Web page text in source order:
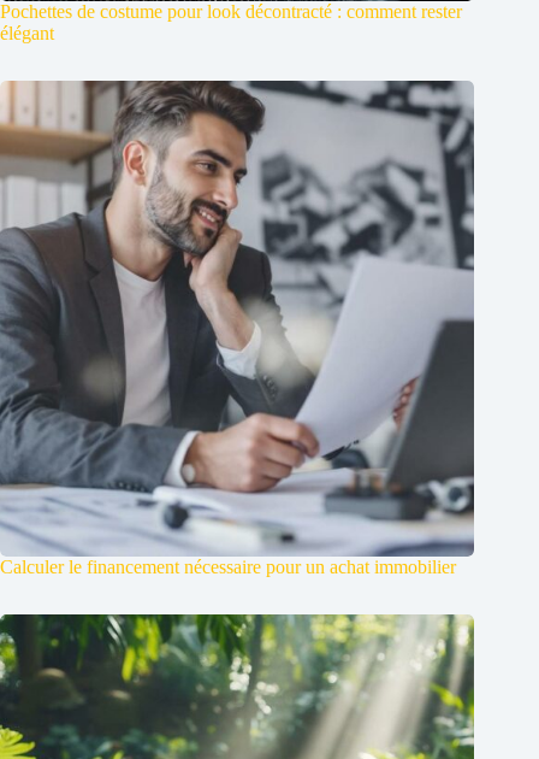
Pochettes de costume pour look décontracté : comment rester
élégant
Calculer le financement nécessaire pour un achat immobilier